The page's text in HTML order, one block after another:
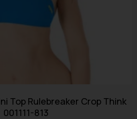
Top Rulebreaker Crop Think
001111-813